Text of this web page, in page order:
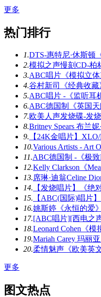
更多
热门排行
1.DTS-惠特尼·休斯顿
2.模拟之声慢刻CD-柏
3.ABC唱片《模拟立
4.谷村新司《经典收
5.ABC唱片 -《监听耳
6.ABC德国制《英国
7.欧美人声发烧碟-发
8.Britney Spears 布兰
9. 【24K金唱片】
10.Various Artists - Art
11.ABC德国制 -《极
12.Kelly Clarkson《
13.席琳·迪翁Celine
14. 【发烧唱片】《绝
15. 【ABC(国际)唱片
16.姚斯婷《永恒的爱
17.[ABC唱片][西电之
18.Leonard Cohen《
19.Mariah Carey 玛丽
20.柔情魅声《欧美英
更多
图文热点